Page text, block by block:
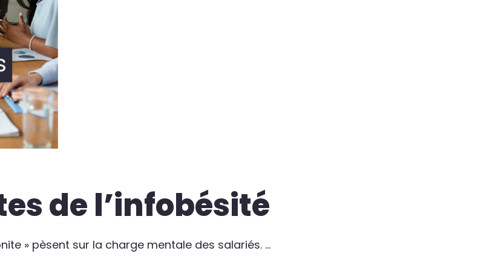
de l’infobésité
» pèsent sur la charge mentale des salariés.